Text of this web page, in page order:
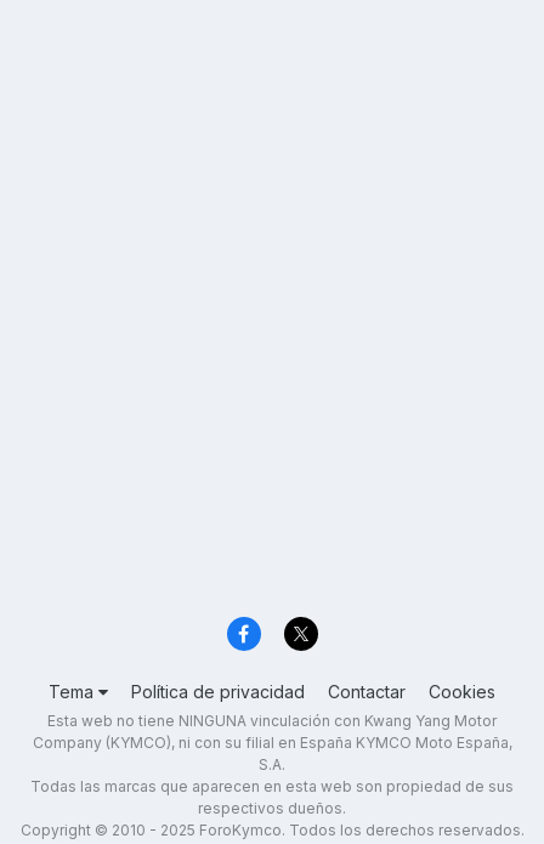
Tema Política de privacidad Contactar Cookies
Esta web no tiene NINGUNA vinculación con Kwang Yang Motor
Company (KYMCO), ni con su filial en España KYMCO Moto España,
S.A.
Todas las marcas que aparecen en esta web son propiedad de sus
respectivos dueños.
Copyright © 2010 - 2025 ForoKymco. Todos los derechos reservados.